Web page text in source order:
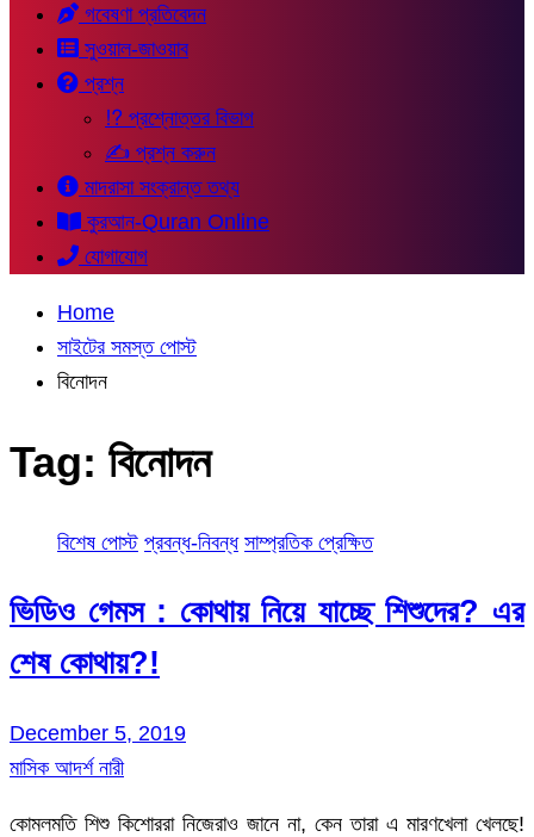
গবেষণা প্রতিবেদন
সুওয়াল-জাওয়াব
প্রশ্ন
⁉ প্রশ্নোত্তর বিভাগ
✍ প্রশ্ন করুন
মাদরাসা সংক্রান্ত তথ্য
কুরআন-Quran Online
যোগাযোগ
Home
সাইটের সমস্ত পোস্ট
বিনোদন
Tag: বিনোদন
বিশেষ পোস্ট প্রবন্ধ-নিবন্ধ সাম্প্রতিক প্রেক্ষিত
ভিডিও গেমস : কোথায় নিয়ে যাচ্ছে শিশুদের? এর
শেষ কোথায়?!
December 5, 2019
মাসিক আদর্শ নারী
কোমলমতি শিশু কিশোররা নিজেরাও জানে না, কেন তারা এ মারণখেলা খেলছে!